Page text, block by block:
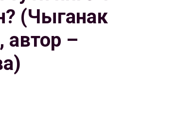
(Чыганак
автор –